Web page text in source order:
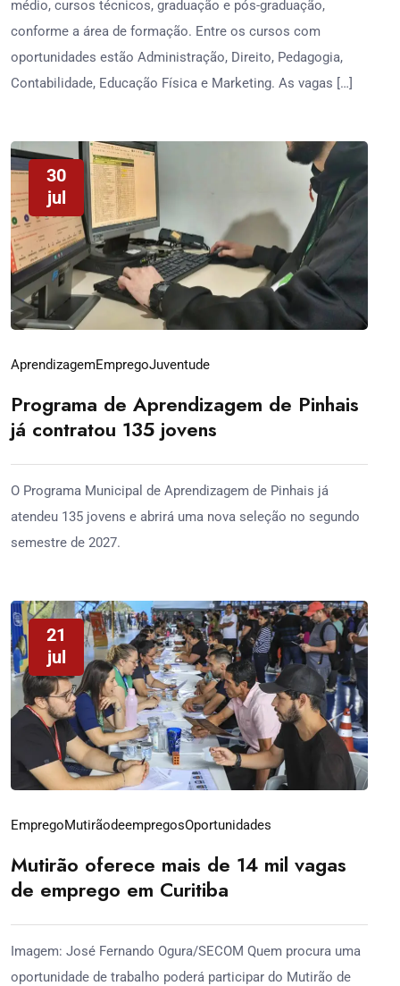
médio, cursos técnicos, graduação e pós-graduação,
conforme a área de formação. Entre os cursos com
oportunidades estão Administração, Direito, Pedagogia,
Contabilidade, Educação Física e Marketing. As vagas […]
30
jul
AprendizagemEmpregoJuventude
Programa de Aprendizagem de Pinhais
já contratou 135 jovens
O Programa Municipal de Aprendizagem de Pinhais já
atendeu 135 jovens e abrirá uma nova seleção no segundo
semestre de 2027.
21
jul
EmpregoMutirãodeempregosOportunidades
Mutirão oferece mais de 14 mil vagas
de emprego em Curitiba
Imagem: José Fernando Ogura/SECOM Quem procura uma
oportunidade de trabalho poderá participar do Mutirão de